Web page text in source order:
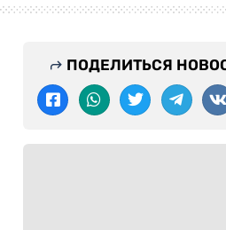
ПОДЕЛИТЬСЯ